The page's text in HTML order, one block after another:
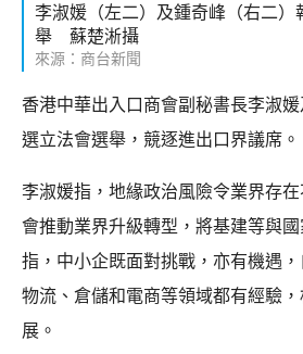
李淑媛（左二）及鍾奇峰（右二）
舉 蘇楚淅攝
來源：商台新聞
香港中華出入口商會副秘書長李淑
選立法會選舉，競逐進出口界議席。
李淑媛指，地緣政治風險令業界存
會推動業界升級轉型，將基建等與國
指，中小企既面對挑戰，亦有機遇
物流、倉儲和電商等領域都有經驗
展。